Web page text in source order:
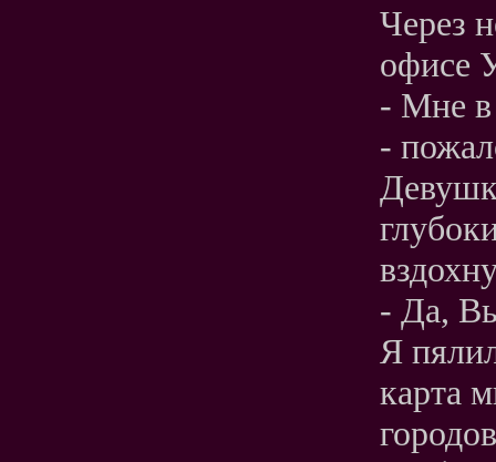
Через
офисе
- Мне в
-
- Да,
Я
карта